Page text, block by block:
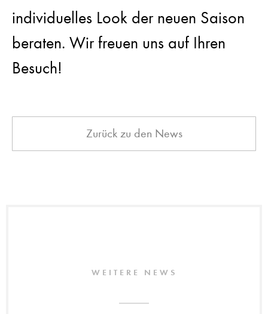
individuelles Look der neuen Saison
beraten. Wir freuen uns auf Ihren
Besuch!
Zurück zu den News
WEITERE NEWS